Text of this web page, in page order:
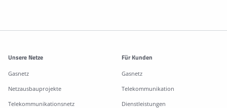
Weitere Informationen
Unsere Netze
Gasnetz
Netzausbauprojekte
Telekommunikationsnetz
Für Kunden
Gasnetz
Telekommunikation
Dienstleistungen